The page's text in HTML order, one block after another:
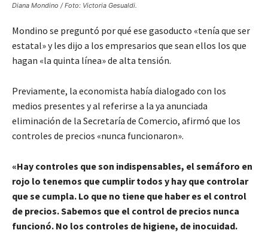
Diana Mondino / Foto: Victoria Gesualdi.
Mondino se preguntó por qué ese gasoducto «tenía que ser
estatal» y les dijo a los empresarios que sean ellos los que
hagan «la quinta línea» de alta tensión.
Previamente, la economista había dialogado con los
medios presentes y al referirse a la ya anunciada
eliminación de la Secretaría de Comercio, afirmó que los
controles de precios «nunca funcionaron».
«Hay controles que son indispensables, el semáforo en
rojo lo tenemos que cumplir todos y hay que controlar
que se cumpla. Lo que no tiene que haber es el control
de precios. Sabemos que el control de precios nunca
funcionó. No los controles de higiene, de inocuidad.